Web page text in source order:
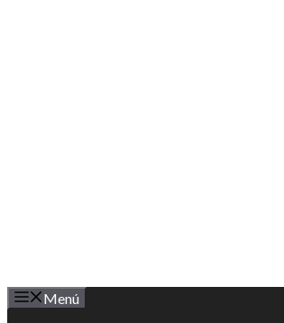
Menú